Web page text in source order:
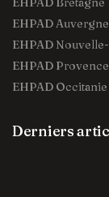
EHPAD
EHPAD
EHPAD
EHPAD Occitanie
Derniers